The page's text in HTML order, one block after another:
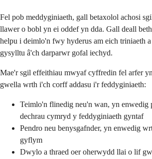
Fel pob meddyginiaeth, gall betaxolol achosi
llawer o bobl yn ei oddef yn dda. Gall deall
helpu i deimlo'n fwy hyderus am eich triniaeth
gysylltu â'ch darparwr gofal iechyd.
Mae'r sgil effeithiau mwyaf cyffredin fel arfer
gwella wrth i'ch corff addasu i'r feddyginiaeth:
Teimlo'n flinedig neu'n wan, yn enwedig
dechrau cymryd y feddyginiaeth gyntaf
Pendro neu benysgafnder, yn enwedig
gyflym
Dwylo a thraed oer oherwydd llai o lif